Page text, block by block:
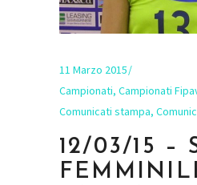
11 Marzo 2015
Campionati, Campionati
Comunicati stampa,
12/03/15 –